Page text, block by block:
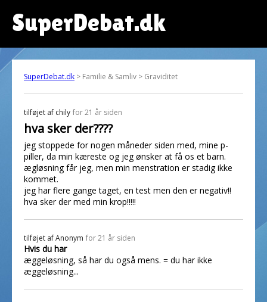
SuperDebat.dk
SuperDebat.dk > Familie & Samliv > Graviditet
tilføjet af chily for 21 år siden
hva sker der????
jeg stoppede for nogen måneder siden med, mine p-
piller, da min kæreste og jeg ønsker at få os et barn.
ægløsning får jeg, men min menstration er stadig ikke
kommet.
jeg har flere gange taget, en test men den er negativ!!
hva sker der med min krop!!!!!
tilføjet afAnonym for 21 år siden
Hvis du har
æggeløsning, så har du også mens. = du har ikke
æggeløsning...